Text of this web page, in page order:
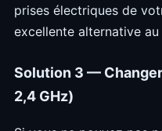
prises électriques de
excellente alternative
Solution 3 —
2,4 GHz)